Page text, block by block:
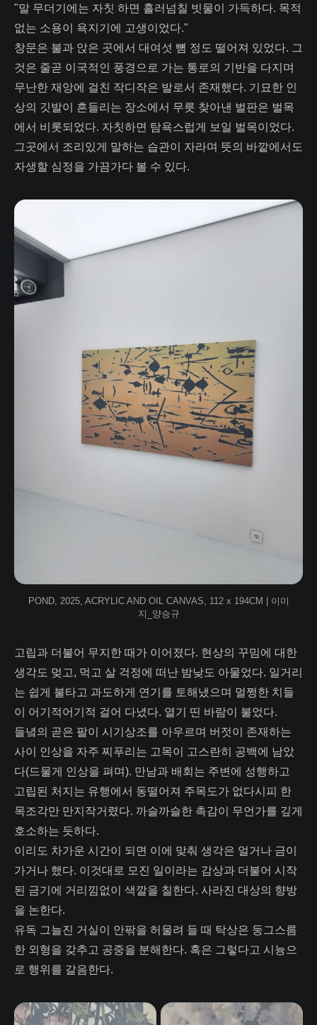
"말 무더기에는 자칫 하면 흘러넘칠 빗물이 가득하다. 목적
없는 소용이 욕지기에 고생이었다."
창문은 불과 앉은 곳에서 대여섯 뼘 정도 떨어져 있었다. 그
것은 줄곧 이국적인 풍경으로 가는 통로의 기반을 다지며
무난한 재앙에 걸친 작디작은 발로서 존재했다. 기묘한 인
상의 깃발이 흔들리는 장소에서 무릇 찾아낸 벌판은 벌목
에서 비롯되었다. 자칫하면 탐욕스럽게 보일 벌목이었다.
그곳에서 조리있게 말하는 습관이 자라며 뜻의 바깥에서도
자생할 심정을 가끔가다 볼 수 있다.
POND, 2025, ACRYLIC AND OIL CANVAS, 112 x 194CM | 이미
지_양승규
고립과 더불어 무지한 때가 이어졌다. 현상의 꾸밈에 대한
생각도 멎고, 먹고 살 걱정에 떠난 밤낮도 아물었다. 일거리
는 쉽게 불타고 과도하게 연기를 토해냈으며 멀쩡한 치들
이 어기적어기적 걸어 다녔다. 열기 띤 바람이 불었다.
들녘의 곧은 팔이 시기상조를 아우르며 버젓이 존재하는
사이 인상을 자주 찌푸리는 고목이 고스란히 공백에 남았
다(드물게 인상을 펴며). 만남과 배회는 주변에 성행하고
고립된 처지는 유행에서 동떨어져 주목도가 없다시피 한
목조각만 만지작거렸다. 까슬까슬한 촉감이 무언가를 깊게
호소하는 듯하다.
이리도 차가운 시간이 되면 이에 맞춰 생각은 얼거나 금이
가거나 했다. 이것대로 모진 일이라는 감상과 더불어 시작
된 금기에 거리낌없이 색깔을 칠한다. 사라진 대상의 향방
을 논한다.
유독 그늘진 거실이 안팎을 허물려 들 때 탁상은 둥그스름
한 외형을 갖추고 공중을 분해한다. 혹은 그렇다고 시늉으
로 행위를 갈음한다.